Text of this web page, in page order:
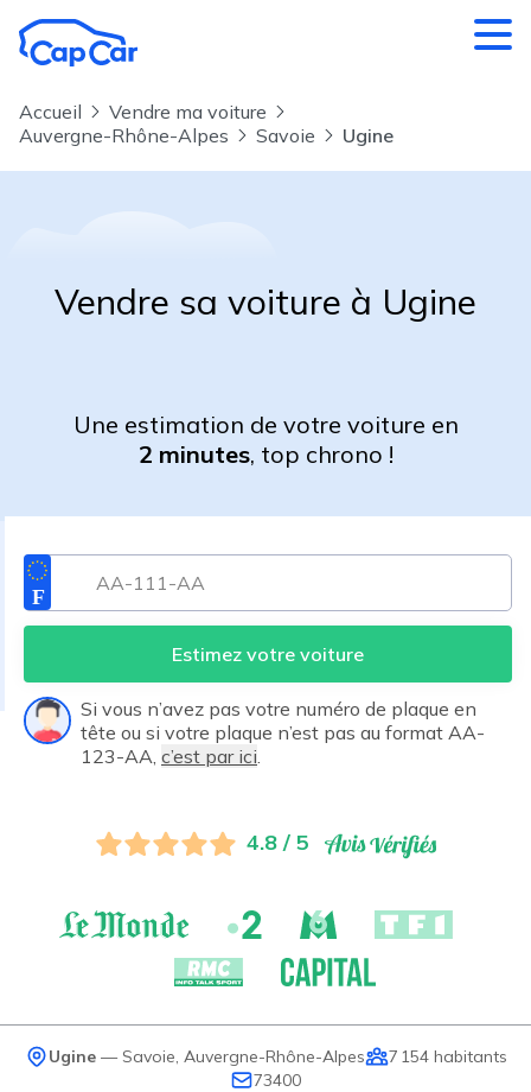
Accueil
Vendre ma voiture
Auvergne-Rhône-Alpes
Savoie Ugine
Vendre sa voiture à Ugine
Une estimation de votre voiture en
2 minutes, top chrono !
Estimez votre voiture
Si vous n’avez pas votre numéro de plaque en
tête ou si votre plaque n’est pas au format AA-
123-AA, c’est par ici
4.8 / 5
Ugine— Savoie Auvergne-Rhône-Alpes 7 154habitants
73400